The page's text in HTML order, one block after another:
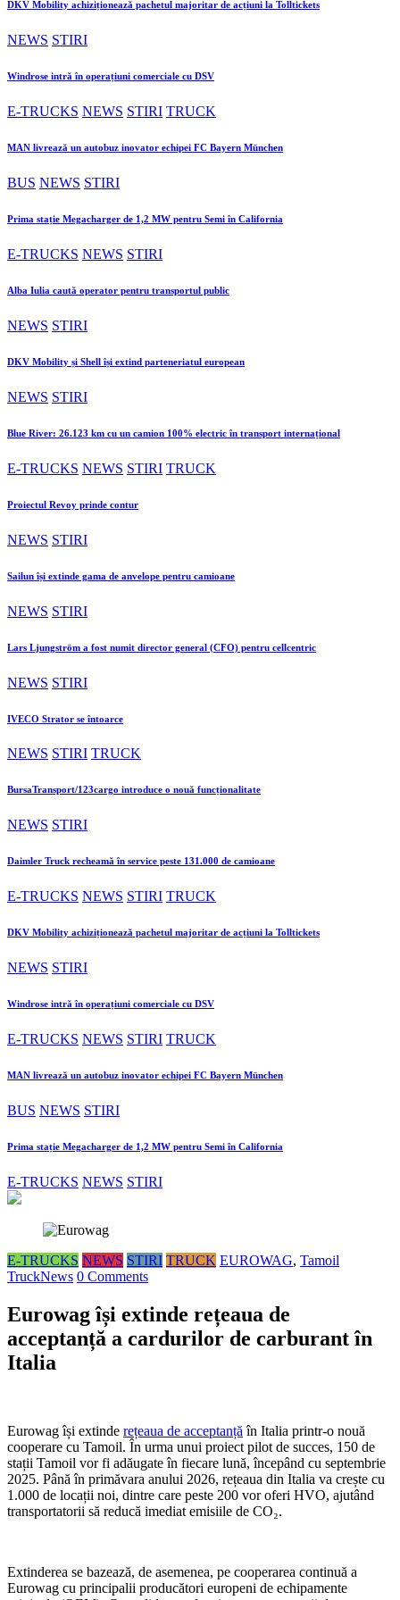
DKV Mobility achiziționează pachetul majoritar de acțiuni la Tolltickets
NEWS STIRI
Windrose intră în operațiuni comerciale cu DSV
E-TRUCKS NEWS STIRI TRUCK
MAN livrează un autobuz inovator echipei FC Bayern München
BUS NEWS STIRI
Prima stație Megacharger de 1,2 MW pentru Semi în California
E-TRUCKS NEWS STIRI
Alba Iulia caută operator pentru transportul public
NEWS STIRI
DKV Mobility și Shell își extind parteneriatul european
NEWS STIRI
Blue River: 26.123 km cu un camion 100% electric în transport internațional
E-TRUCKS NEWS STIRI TRUCK
Proiectul Revoy prinde contur
NEWS STIRI
Sailun își extinde gama de anvelope pentru camioane
NEWS STIRI
Lars Ljungström a fost numit director general (CFO) pentru cellcentric
NEWS STIRI
IVECO Strator se întoarce
NEWS STIRI TRUCK
BursaTransport/123cargo introduce o nouă funcționalitate
NEWS STIRI
Daimler Truck recheamă în service peste 131.000 de camioane
E-TRUCKS NEWS STIRI TRUCK
DKV Mobility achiziționează pachetul majoritar de acțiuni la Tolltickets
NEWS STIRI
Windrose intră în operațiuni comerciale cu DSV
E-TRUCKS NEWS STIRI TRUCK
MAN livrează un autobuz inovator echipei FC Bayern München
BUS NEWS STIRI
Prima stație Megacharger de 1,2 MW pentru Semi în California
E-TRUCKS NEWS STIRI
E-TRUCKS NEWS STIRI TRUCK EUROWAG, Tamoil
TruckNews 0 Comments
Eurowag își extinde rețeaua de
acceptanță a cardurilor de carburant în
Italia
Eurowag își extinde rețeaua de acceptanță în Italia printr-o nouă
cooperare cu Tamoil. În urma unui proiect pilot de succes, 150 de
stații Tamoil vor fi adăugate în fiecare lună, începând cu septembrie
2025. Până în primăvara anului 2026, rețeaua din Italia va crește cu
1.000 de locații noi, dintre care peste 200 vor oferi HVO, ajutând
transportatorii să reducă imediat emisiile de CO₂.
Extinderea se bazează, de asemenea, pe cooperarea continuă a
Eurowag cu principalii producători europeni de echipamente